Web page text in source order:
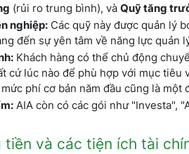
(rủi ro trung bình), và Quỹ tăng
nghiệp: Các quỹ này được quản lý
đến sự yên tâm về năng lực quản
Khách hàng có thể chủ động
cứ lúc nào để phù hợp với mục
phí cơ bản năm đầu cũng là
AIA còn có các gói như "Investa",
tiền và các tiện ích tài